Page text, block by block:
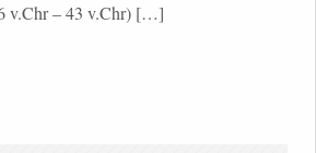
v.Chr – 43 v.Chr) […]